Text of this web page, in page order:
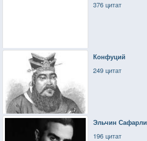
376 цитат
Конфуций
249 цитат
Эльчин Сафарли
196 цитат